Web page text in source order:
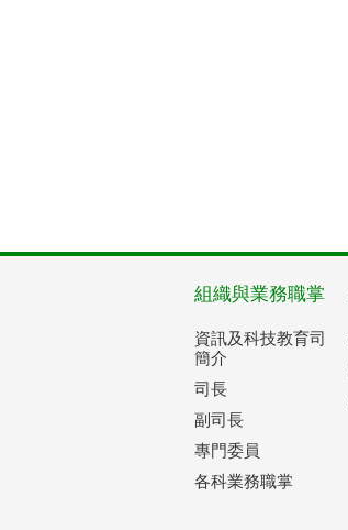
組織與業務職掌
資訊及科技教育司
簡介
司長
副司長
專門委員
各科業務職掌